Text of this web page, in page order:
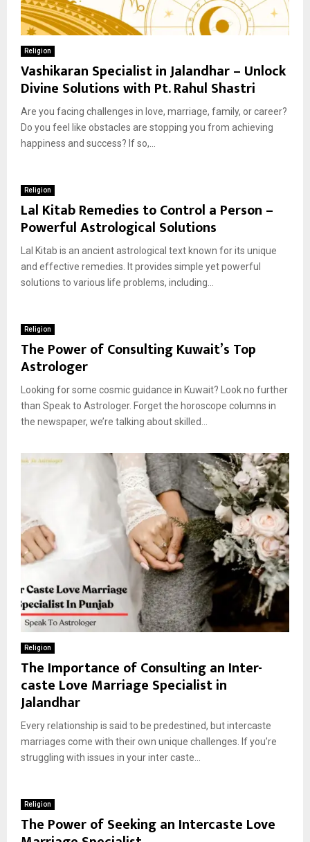
Religion
Vashikaran Specialist in Jalandhar – Unlock
Divine Solutions with Pt. Rahul Shastri
Are you facing challenges in love, marriage, family, or career?
Do you feel like obstacles are stopping you from achieving
happiness and success? If so,...
Religion
Lal Kitab Remedies to Control a Person –
Powerful Astrological Solutions
Lal Kitab is an ancient astrological text known for its unique
and effective remedies. It provides simple yet powerful
solutions to various life problems, including...
Religion
The Power of Consulting Kuwait’s Top
Astrologer
Looking for some cosmic guidance in Kuwait? Look no further
than Speak to Astrologer. Forget the horoscope columns in
the newspaper, we’re talking about skilled...
Religion
The Importance of Consulting an Inter-
caste Love Marriage Specialist in
Jalandhar
Every relationship is said to be predestined, but intercaste
marriages come with their own unique challenges. If you’re
struggling with issues in your inter caste...
Religion
The Power of Seeking an Intercaste Love